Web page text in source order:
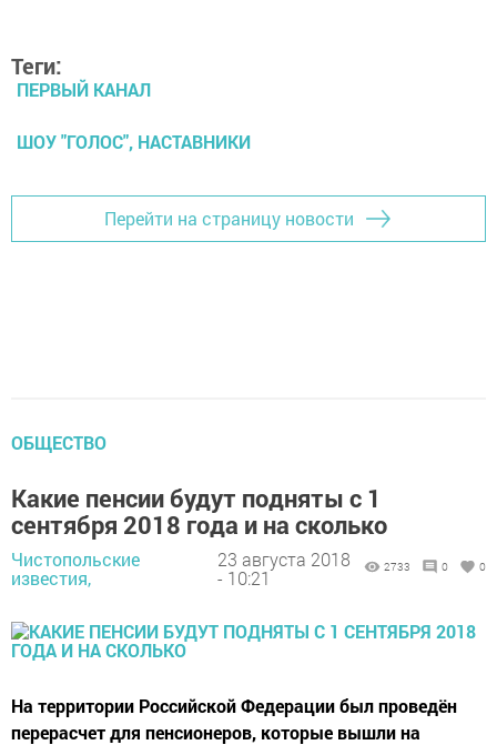
Теги:
ПЕРВЫЙ КАНАЛ
ШОУ "ГОЛОС", НАСТАВНИКИ
Перейти на страницу новости
ОБЩЕСТВО
Какие пенсии будут подняты с 1
сентября 2018 года и на сколько
Чистопольские
известия,
23 августа 2018
- 10:21
2733 0 0
На территории Российской Федерации был проведён
перерасчет для пенсионеров, которые вышли на